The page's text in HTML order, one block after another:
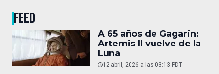
FEED
A 65 años de Gagarin:
Artemis II vuelve de la
Luna
12 abril, 2026 a las 03:13 PDT